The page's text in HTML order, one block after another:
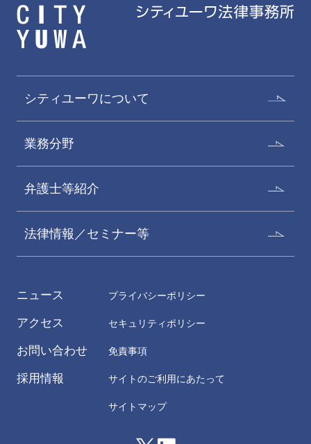
シティユーワについて
業務分野
弁護士等紹介
法律情報／セミナー等
ニュース
アクセス
お問い合わせ
採用情報
プライバシーポリシー
セキュリティポリシー
免責事項
サイトのご利用にあたって
サイトマップ